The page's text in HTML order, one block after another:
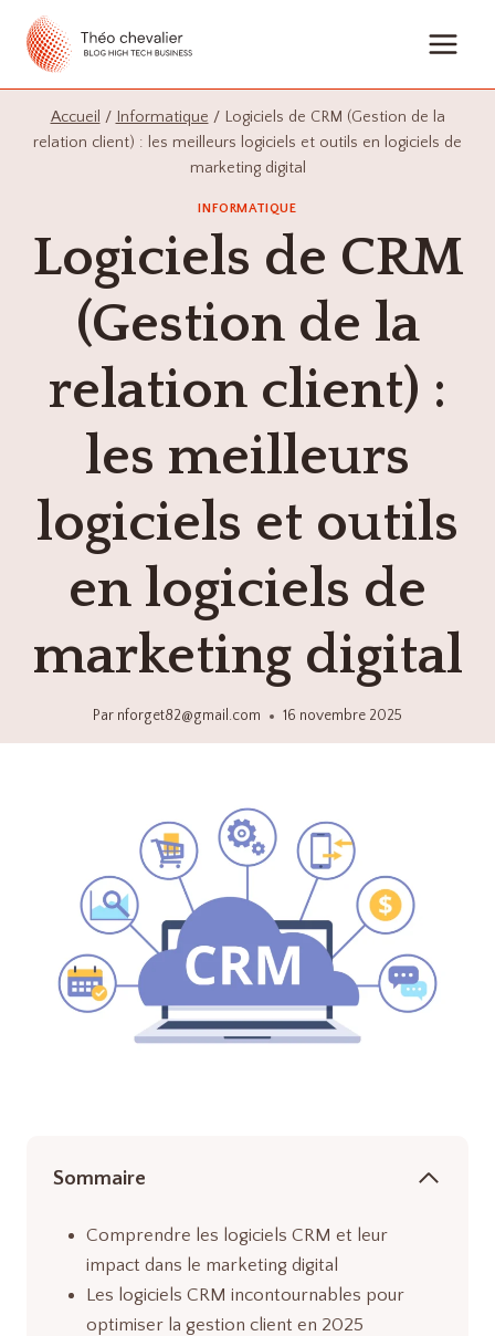
contenu
Accueil / Informatique / Logiciels de CRM (Gestion de la
relation client) : les meilleurs logiciels et outils en logiciels de
marketing digital
INFORMATIQUE
Logiciels de CRM
(Gestion de la
relation client) :
les meilleurs
logiciels et outils
en logiciels de
marketing digital
Par nforget82@gmail.com 16 novembre 2025
Sommaire
Comprendre les logiciels CRM et leur
impact dans le marketing digital
Les logiciels CRM incontournables pour
optimiser la gestion client en 2025